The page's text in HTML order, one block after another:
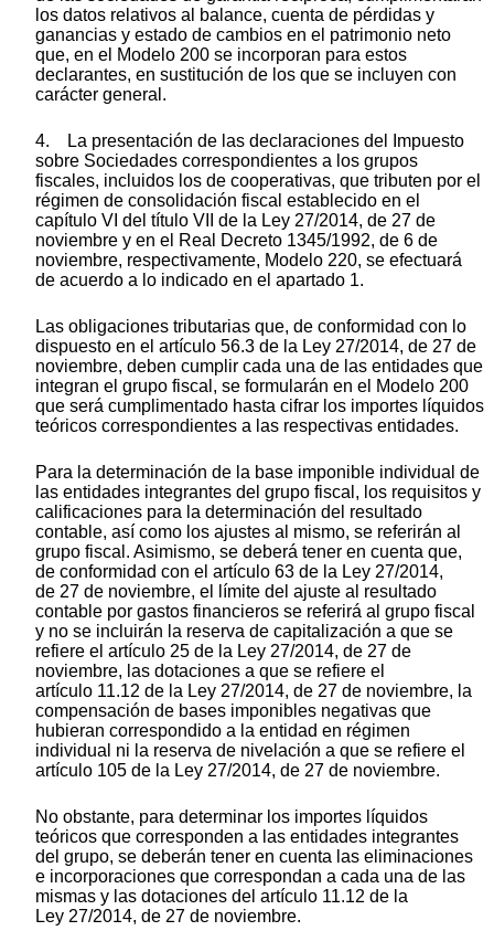
los datos relativos al balance, cuenta de pérdidas y
ganancias y estado de cambios en el patrimonio neto
que, en el Modelo 200 se incorporan para estos
declarantes, en sustitución de los que se incluyen con
carácter general.
4. La presentación de las declaraciones del Impuesto
sobre Sociedades correspondientes a los grupos
fiscales, incluidos los de cooperativas, que tributen por el
régimen de consolidación fiscal establecido en el
capítulo VI del título VII de la Ley 27/2014, de 27 de
noviembre y en el Real Decreto 1345/1992, de 6 de
noviembre, respectivamente, Modelo 220, se efectuará
de acuerdo a lo indicado en el apartado 1.
Las obligaciones tributarias que, de conformidad con lo
dispuesto en el artículo 56.3 de la Ley 27/2014, de 27 de
noviembre, deben cumplir cada una de las entidades que
integran el grupo fiscal, se formularán en el Modelo 200
que será cumplimentado hasta cifrar los importes líquidos
teóricos correspondientes a las respectivas entidades.
Para la determinación de la base imponible individual de
las entidades integrantes del grupo fiscal, los requisitos y
calificaciones para la determinación del resultado
contable, así como los ajustes al mismo, se referirán al
grupo fiscal. Asimismo, se deberá tener en cuenta que,
de conformidad con el artículo 63 de la Ley 27/2014,
de 27 de noviembre, el límite del ajuste al resultado
contable por gastos financieros se referirá al grupo fiscal
y no se incluirán la reserva de capitalización a que se
refiere el artículo 25 de la Ley 27/2014, de 27 de
noviembre, las dotaciones a que se refiere el
artículo 11.12 de la Ley 27/2014, de 27 de noviembre, la
compensación de bases imponibles negativas que
hubieran correspondido a la entidad en régimen
individual ni la reserva de nivelación a que se refiere el
artículo 105 de la Ley 27/2014, de 27 de noviembre.
No obstante, para determinar los importes líquidos
teóricos que corresponden a las entidades integrantes
del grupo, se deberán tener en cuenta las eliminaciones
e incorporaciones que correspondan a cada una de las
mismas y las dotaciones del artículo 11.12 de la
Ley 27/2014, de 27 de noviembre.